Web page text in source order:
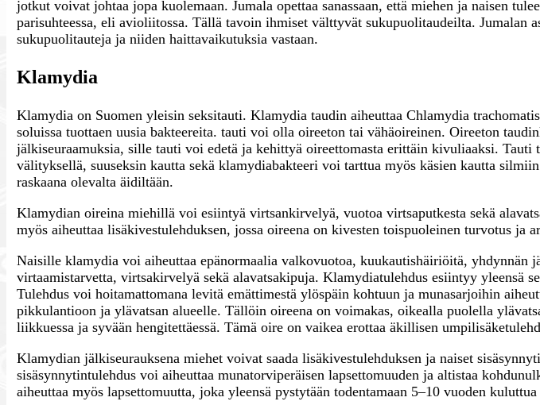
jotkut voivat johtaa jopa kuolemaan. Jumala opettaa sanassaan, että miehen ja naisen
parisuhteessa, eli avioliitossa. Tällä tavoin ihmiset välttyvät sukupuolitaudeilta. Jumalan
sukupuolitauteja ja niiden haittavaikutuksia vastaan.
Klamydia
Klamydia on Suomen yleisin seksitauti. Klamydia taudin aiheuttaa Chlamydia
soluissa tuottaen uusia bakteereita. tauti voi olla oireeton tai vähäoireinen. Oireeton
jälkiseuraamuksia, sille tauti voi edetä ja kehittyä oireettomasta erittäin kivuliaaksi. Tauti
välityksellä, suuseksin kautta sekä klamydiabakteeri voi tarttua myös käsien kautta
raskaana olevalta äidiltään.
Klamydian oireina miehillä voi esiintyä virtsankirvelyä, vuotoa virtsaputkesta sekä
myös aiheuttaa lisäkivestulehduksen, jossa oireena on kivesten toispuoleinen turvotus ja
Naisille klamydia voi aiheuttaa epänormaalia valkovuotoa, kuukautishäiriöitä, yhdynnän
virtaamistarvetta, virtsakirvelyä sekä alavatsakipuja. Klamydiatulehdus esiintyy yleensä
Tulehdus voi hoitamattomana levitä emättimestä ylöspäin kohtuun ja munasarjoihin
pikkulantioon ja ylävatsan alueelle. Tällöin oireena on voimakas, oikealla puolella
liikkuessa ja syvään hengitettäessä. Tämä oire on vaikea erottaa äkillisen
Klamydian jälkiseurauksena miehet voivat saada lisäkivestulehduksen ja naiset
sisäsynnytintulehdus voi aiheuttaa munatorviperäisen lapsettomuuden ja altistaa
aiheuttaa myös lapsettomuutta, joka yleensä pystytään todentamaan 5–10 vuoden kuluttua